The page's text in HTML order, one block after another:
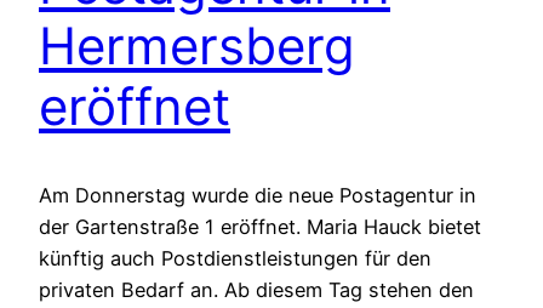
Hermersberg
eröffnet
Am Donnerstag wurde die neue Postagentur in
der Gartenstraße 1 eröffnet. Maria Hauck bietet
künftig auch Postdienstleistungen für den
privaten Bedarf an. Ab diesem Tag stehen den